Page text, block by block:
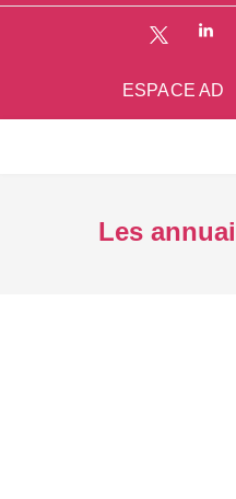
ESPACE AD
Les